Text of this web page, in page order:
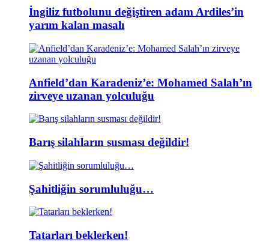
İngiliz futbolunu değiştiren adam Ardiles’in
yarım kalan masalı
Anfield’dan Karadeniz’e: Mohamed Salah’ın
zirveye uzanan yolculuğu
Barış silahların susması değildir!
Şahitliğin sorumluluğu…
Tatarları beklerken!